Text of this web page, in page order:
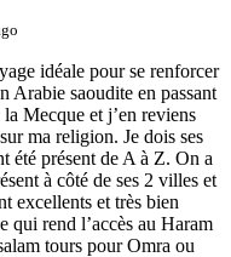
idéale pour se renforcer
Arabie saoudite en passant
Mecque et j’en reviens
ma religion. Je dois ses
été présent de A à Z. On a
à côté de ses 2 villes et
excellents et très bien
qui rend l’accès au Haram
tours pour Omra ou